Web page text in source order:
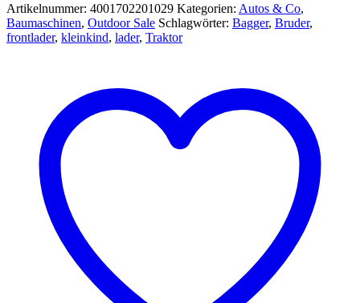
Artikelnummer: 4001702201029 Kategorien: Autos & Co,
Baumaschinen, Outdoor Sale Schlagwörter: Bagger, Bruder,
frontlader, kleinkind, lader, Traktor